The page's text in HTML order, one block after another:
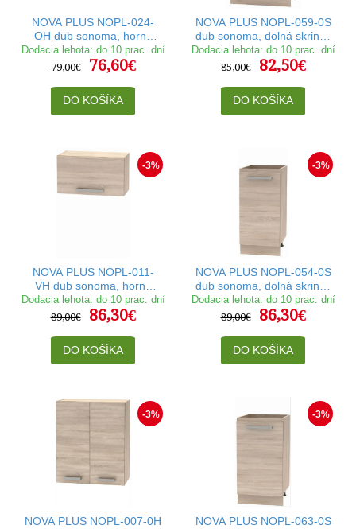
NOVA PLUS NOPL-024-
OH dub sonoma, horná
skrinka v šírke 45 cm
Dodacia lehota: do 10 prac. dní
79,00€
76,60€
DO KOŠÍKA
NOVA PLUS NOPL-059-0S
dub sonoma, dolná skrinka
na vstavaný spotrebič v
šírke 60 cm
Dodacia lehota: do 10 prac. dní
85,00€
82,50€
DO KOŠÍKA
-3%
NOVA PLUS NOPL-011-
VH dub sonoma, horná
výklopná skrinka v šírke 60
cm
Dodacia lehota: do 10 prac. dní
89,00€
86,30€
DO KOŠÍKA
-3%
NOVA PLUS NOPL-054-0S
dub sonoma, dolná skrinka
v šírke 40 cm
Dodacia lehota: do 10 prac. dní
89,00€
86,30€
DO KOŠÍKA
-3%
NOVA PLUS NOPL-007-0H
-3%
NOVA PLUS NOPL-063-0S